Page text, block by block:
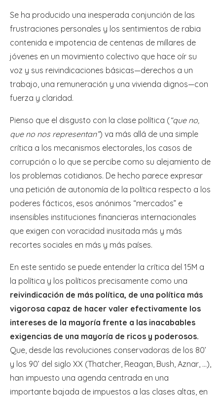
Se ha producido una inesperada conjunción de las
frustraciones personales y los sentimientos de rabia
contenida e impotencia de centenas de millares de
jóvenes en un movimiento colectivo que hace oír su
voz y sus reivindicaciones básicas—derechos a un
trabajo, una remuneración y una vivienda dignos—con
fuerza y claridad.
Pienso que el disgusto con la clase política (“que no,
que no nos representan”) va más allá de una simple
crítica a los mecanismos electorales, los casos de
corrupción o lo que se percibe como su alejamiento de
los problemas cotidianos. De hecho parece expresar
una petición de autonomía de la política respecto a los
poderes fácticos, esos anónimos “mercados” e
insensibles instituciones financieras internacionales
que exigen con voracidad inusitada más y más
recortes sociales en más y más países.
En este sentido se puede entender la crítica del 15M a
la política y los políticos precisamente como una
reivindicación de más política, de una política más
vigorosa capaz de hacer valer efectivamente los
intereses de la mayoría frente a las inacabables
exigencias de una mayoría de ricos y poderosos.
Que, desde las revoluciones conservadoras de los 80’
y los 90’ del siglo XX (Thatcher, Reagan, Bush, Aznar, …),
han impuesto una agenda centrada en una
importante bajada de impuestos a las clases altas, en